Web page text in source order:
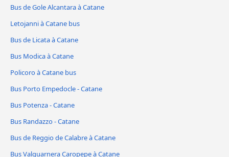
Bus de Gole Alcantara à Catane
Letojanni à Catane bus
Bus de Licata à Catane
Bus Modica à Catane
Policoro à Catane bus
Bus Porto Empedocle - Catane
Bus Potenza - Catane
Bus Randazzo - Catane
Bus de Reggio de Calabre à Catane
Bus Valguarnera Caropepe à Catane